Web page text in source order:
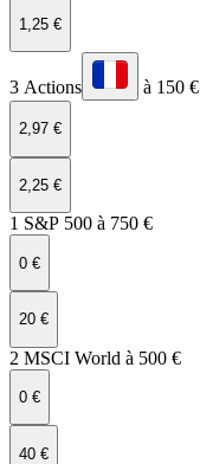
1,25 €
3 Actions à 150 €
2,97 €
2,25 €
1 S&P 500 à 750 €
0 €
20 €
2 MSCI World à 500 €
0 €
40 €